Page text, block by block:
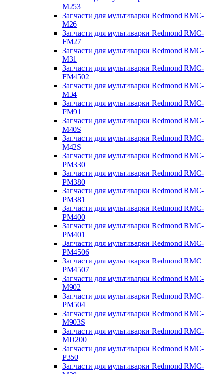
M253
Запчасти для мультиварки Redmond RMC-
M26
Запчасти для мультиварки Redmond RMC-
FM27
Запчасти для мультиварки Redmond RMC-
M31
Запчасти для мультиварки Redmond RMC-
FM4502
Запчасти для мультиварки Redmond RMC-
M34
Запчасти для мультиварки Redmond RMC-
FM91
Запчасти для мультиварки Redmond RMC-
M40S
Запчасти для мультиварки Redmond RMC-
M42S
Запчасти для мультиварки Redmond RMC-
PM330
Запчасти для мультиварки Redmond RMC-
PM380
Запчасти для мультиварки Redmond RMC-
PM381
Запчасти для мультиварки Redmond RMC-
PM400
Запчасти для мультиварки Redmond RMC-
PM401
Запчасти для мультиварки Redmond RMC-
PM4506
Запчасти для мультиварки Redmond RMC-
PM4507
Запчасти для мультиварки Redmond RMC-
M902
Запчасти для мультиварки Redmond RMC-
PM504
Запчасти для мультиварки Redmond RMC-
M903S
Запчасти для мультиварки Redmond RMC-
MD200
Запчасти для мультиварки Redmond RMC-
P350
Запчасти для мультиварки Redmond RMC-